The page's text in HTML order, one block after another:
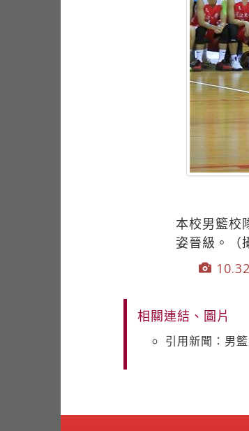
本校男籃校
姿晉級。（
相關連結、圖片
引用新聞：男